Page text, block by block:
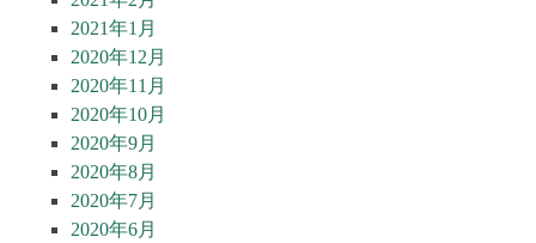
2021年1月
2020年12月
2020年11月
2020年10月
2020年9月
2020年8月
2020年7月
2020年6月